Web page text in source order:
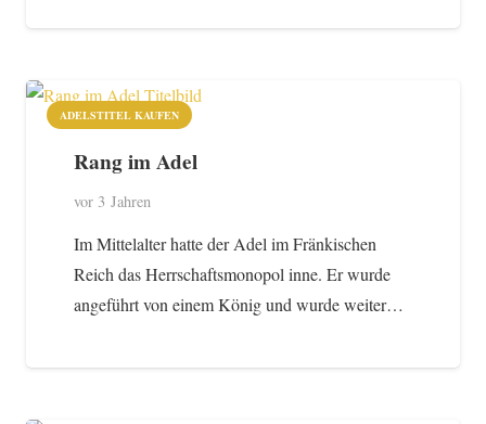
ADELSTITEL KAUFEN
Rang im Adel
vor 3 Jahren
Im Mittelalter hatte der Adel im Fränkischen
Reich das Herrschaftsmonopol inne. Er wurde
angeführt von einem König und wurde weiter…